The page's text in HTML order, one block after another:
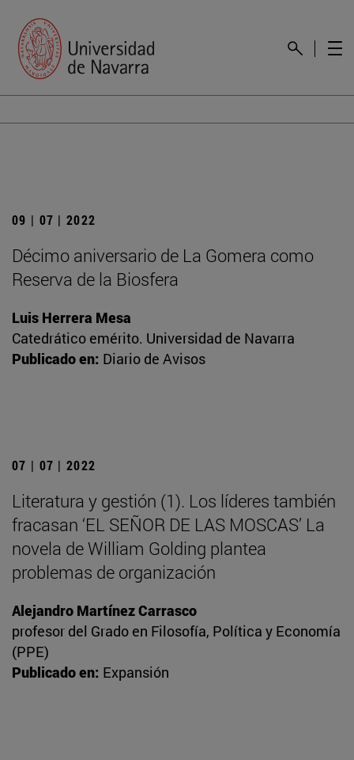
09 | 07 | 2022
Décimo aniversario de La Gomera como
Reserva de la Biosfera
Luis Herrera Mesa
Catedrático emérito. Universidad de Navarra
Publicado en: Diario de Avisos
07 | 07 | 2022
Literatura y gestión (1). Los líderes también
fracasan ‘EL SEÑOR DE LAS MOSCAS’ La
novela de William Golding plantea
problemas de organización
Alejandro Martínez Carrasco
profesor del Grado en Filosofía, Política y Economía
(PPE)
Publicado en: Expansión